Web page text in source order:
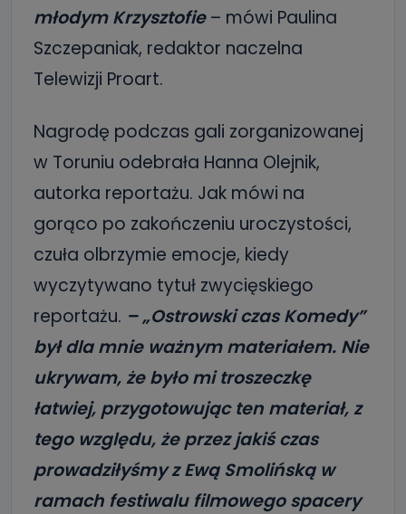
młodym Krzysztofie– mówi Paulina
Szczepaniak, redaktor naczelna
Telewizji Proart.
Nagrodę podczas gali zorganizowanej
w Toruniu odebrała Hanna Olejnik,
autorka reportażu. Jak mówi na
gorąco po zakończeniu uroczystości,
czuła olbrzymie emocje, kiedy
wyczytywano tytuł zwycięskiego
reportażu. – „Ostrowski czas Komedy”
był dla mnie ważnym materiałem. Nie
ukrywam, że było mi troszeczkę
łatwiej, przygotowując ten materiał, z
tego względu, że przez jakiś czas
prowadziłyśmy z Ewą Smolińską w
ramach festiwalu filmowego spacery